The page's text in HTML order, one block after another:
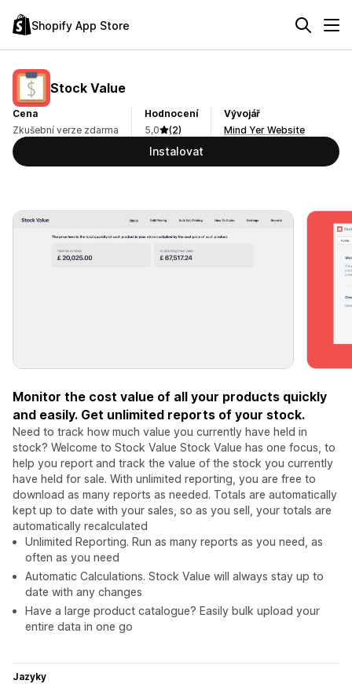
Shopify App Store
Stock Value
Cena
Zkušební verze zdarma
Hodnocení
5,0
(2)
Vývojář
Mind Yer Website
Instalovat
Monitor the cost value of all your products quickly
and easily. Get unlimited reports of your stock.
Need to track how much value you currently have held in
stock? Welcome to Stock Value Stock Value has one focus, to
help you report and track the value of the stock you currently
have held for sale. With unlimited reporting, you are free to
download as many reports as needed. Totals are automatically
kept up to date with your sales, so as you sell, your totals are
automatically recalculated
Unlimited Reporting. Run as many reports as you need, as
often as you need
Automatic Calculations. Stock Value will always stay up to
date with any changes
Have a large product catalogue? Easily bulk upload your
entire data in one go
Jazyky